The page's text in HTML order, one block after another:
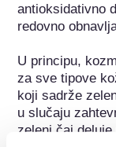
antioksidativno
redovno
U principu,
za sve tipove
koji sadrže
u slučaju
zeleni čaj